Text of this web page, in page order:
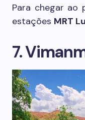
Para chegar ao
estações MRT
7.